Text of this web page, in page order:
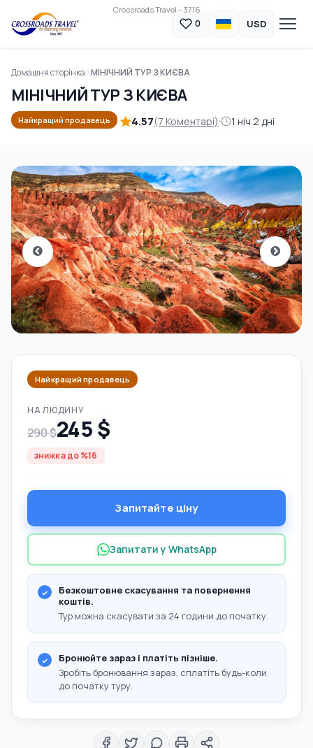
Crossroads Travel - 3716
0 USD
Домашня сторінка МІНІЧНИЙ ТУР З КИЄВА
МІНІЧНИЙ ТУР З КИЄВА
Найкращий продавець 4.57(7 Коментарі) 1 ніч 2 дні
Найкращий продавець
НА ЛЮДИНУ
290 $245 $
знижка до %16
Запитайте ціну
Запитати у WhatsApp
Безкоштовне скасування та повернення
коштів.
Тур можна скасувати за 24 години до початку.
Бронюйте зараз і платіть пізніше.
Зробіть бронювання зараз, сплатіть будь-коли
до початку туру.